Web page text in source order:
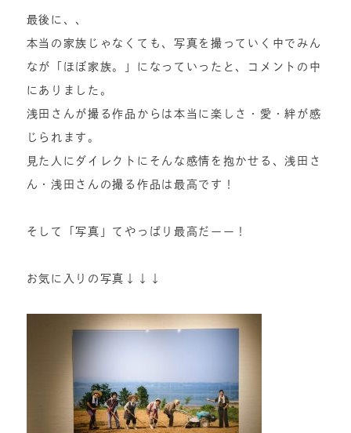
最後に、、
本当の家族じゃなくても、写真を撮っていく中でみん
なが「ほぼ家族。」になっていったと、コメントの中
にありました。
浅田さんが撮る作品からは本当に楽しさ・愛・絆が感
じられます。
見た人にダイレクトにそんな感情を抱かせる、浅田さ
ん・浅田さんの撮る作品は最高です！
そして「写真」てやっぱり最高だーー！
お気に入りの写真↓↓↓